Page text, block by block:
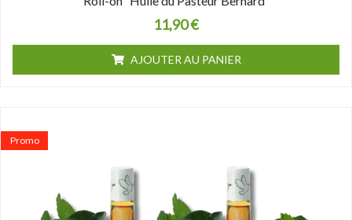
11,90€
AJOUTER AU PANIER
Promo
est :
20,50 €.